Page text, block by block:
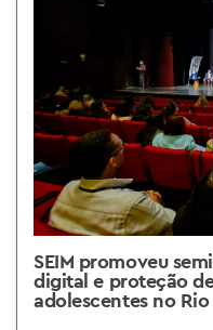
SEIM promoveu
digital e proteção
adolescentes no Rio